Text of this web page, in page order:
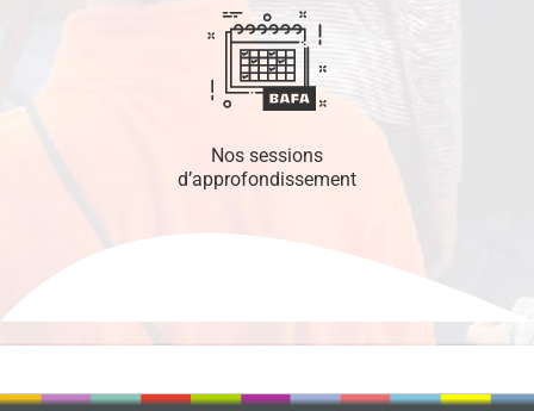
Nos sessions
d’approfondissement